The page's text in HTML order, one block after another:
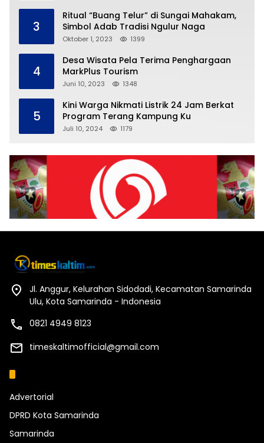
3
Ritual “Buang Telur” di Sungai Mahakam,
Simbol Adab Tradisi Ngulur Naga
Oktober 1, 2023 1399
4
Desa Wisata Pela Terima Penghargaan
MarkPlus Tourism
Juni 10, 2023 1348
5
Kini Warga Nikmati Listrik 24 Jam Berkat
Program Terang Kampung Ku
Juli 10, 2024 1179
Jl. Anggur, Kelurahan Sidodadi, Kecamatan Samarinda
Ulu, Kota Samarinda - Indonesia
0821 4949 8123
timeskaltimofficial@gmail.com
Advertorial
DPRD Kota Samarinda
Samarinda